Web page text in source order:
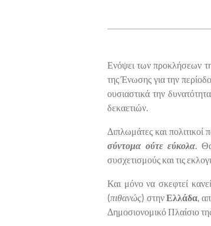
Ενόψει των προκλήσεων
της Ένωσης για την
ουσιαστικά την
δεκαετιών.
Διπλωμάτες και
σύντομα ούτε εύκολα.
συσχετισμούς και τις
Και μόνο να σκεφτεί
(πιθανώς) στηνΕλλάδα,
Δημοσιονομικό Πλαίσιο